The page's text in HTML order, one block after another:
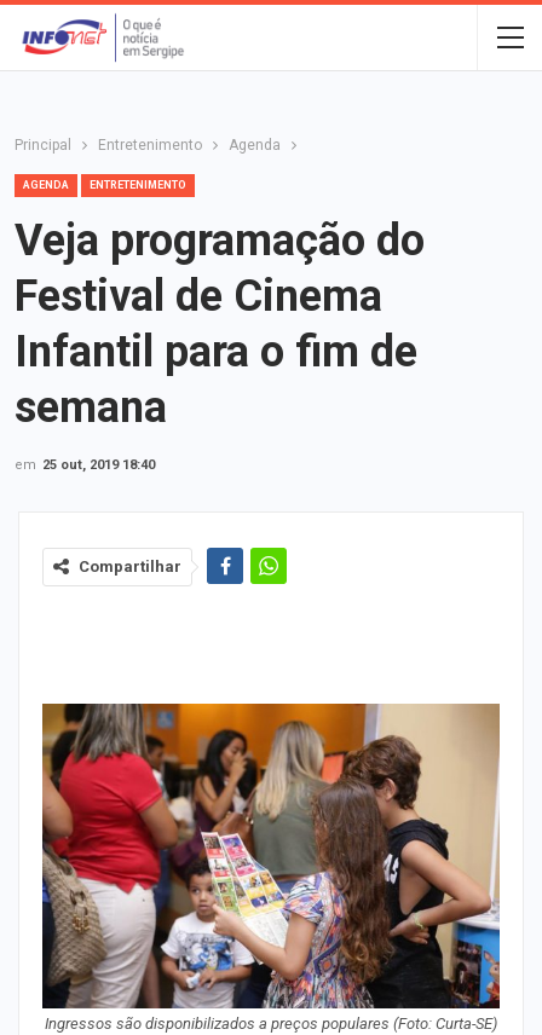
Principal Entretenimento Agenda
AGENDA ENTRETENIMENTO
Veja programação do
Festival de Cinema
Infantil para o fim de
semana
em 25 out, 2019 18:40
Compartilhar
Ingressos são disponibilizados a preços populares (Foto: Curta-SE)